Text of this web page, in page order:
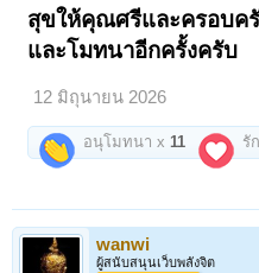
สุขให้คุณศรีและครอบค
และโมทนาอีกครั้งครับ
12 มิถุนายน 2026
อนุโมทนา x11 รั
wanwi
ผู้สนับสนุนเว็บพลังจิต